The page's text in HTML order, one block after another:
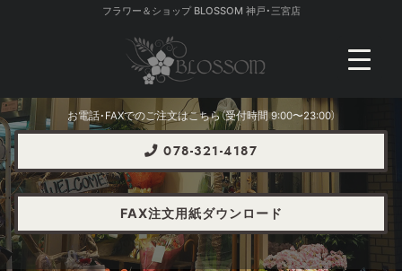
フラワー＆ショップ BLOSSOM 神戸・三宮店
お電話・FAXでのご注文はこちら（受付時間 9:00〜23:00）
078-321-4187
FAX注文用紙ダウンロード